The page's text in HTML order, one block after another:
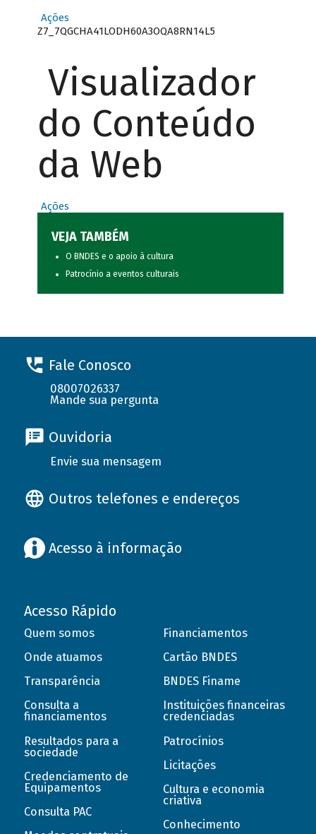
Ações
Z7_7QGCHA41LODH60A3OQA8RN14L5
Visualizador
do Conteúdo
da Web
Ações
VEJA TAMBÉM
O BNDES e o apoio à cultura
Patrocínio a eventos culturais
Fale Conosco
08007026337
Mande sua pergunta
Ouvidoria
Envie sua mensagem
Outros telefones e endereços
Acesso à informação
Acesso Rápido
Quem somos
Onde atuamos
Transparência
Consulta a
financiamentos
Resultados para a
sociedade
Credenciamento de
Equipamentos
Consulta PAC
Financiamentos
Cartão BNDES
BNDES Finame
Instituições financeiras
credenciadas
Patrocínios
Licitações
Cultura e economia
criativa
Conhecimento